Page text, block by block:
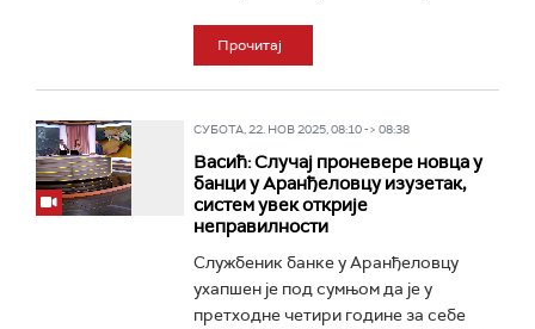
Прочитај
СУБОТА, 22. НОВ 2025, 08:10 -> 08:38
Васић: Случај проневере новца у
банци у Аранђеловцу изузетак,
систем увек открије
неправилности
Службеник банке у Аранђеловцу
ухапшен је под сумњом да је у
претходне четири године за себе